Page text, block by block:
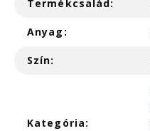
Termékcsalád:
Anyag:
Szín:
Kategória: